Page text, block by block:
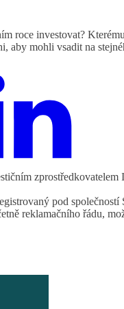
roce investovat?
aby mohli vsadit na
pod
reklamačního řádu,